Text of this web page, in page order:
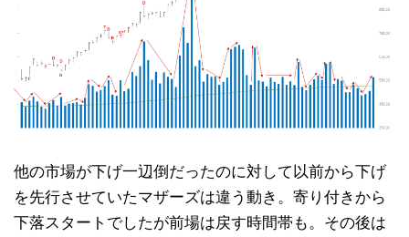
他の市場が下げ一辺倒だったのに対して以前から下げ
を先行させていたマザーズは違う動き。寄り付きから
下落スタートでしたが前場は戻す時間帯も。その後は